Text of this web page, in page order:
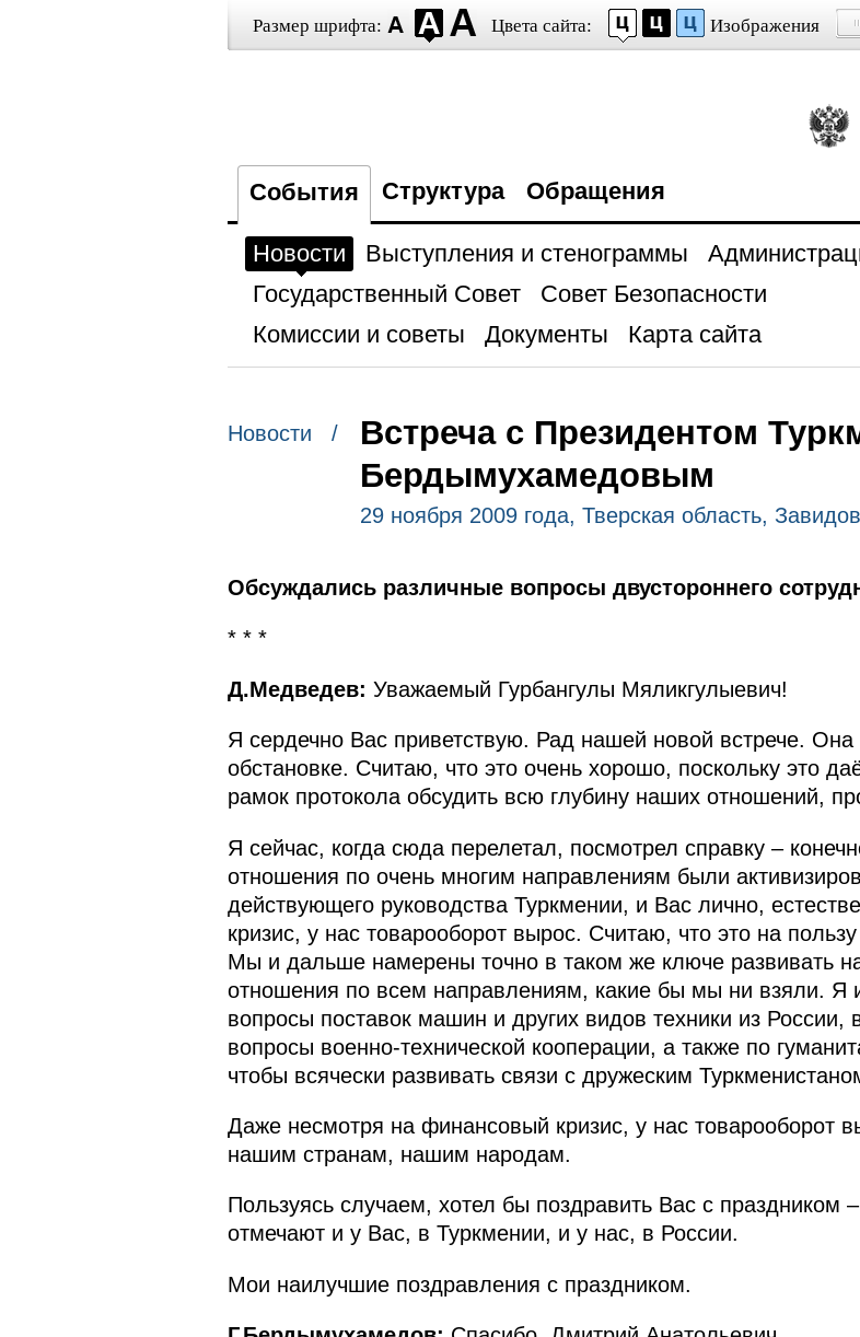
Размер шрифта: Цвета сайта: Изображения
События Структура Обращения
Новости Выступления и стенограммы
Государственный Совет
Совет Безопасности
Комиссии и советы
Документы Карта сайта
Новости /
Встреча с Президентом
Бердымухамедовым
29 ноября 2009 года, Тверская область,
Обсуждались различные вопросы двустороннего
* * *
Д.Медведев: Уважаемый Гурбангулы Мяликгулыевич!
Я сердечно Вас приветствую. Рад нашей новой встрече.
обстановке. Считаю, что это очень хорошо, поскольку это
рамок протокола обсудить всю глубину наших отношений,
Я сейчас, когда сюда перелетал, посмотрел справку –
отношения по очень многим направлениям были
действующего руководства Туркмении, и Вас лично,
кризис, у нас товарооборот вырос. Считаю, что это на
Мы и дальше намерены точно в таком же ключе развивать
отношения по всем направлениям, какие бы мы ни взяли. Я
вопросы поставок машин и других видов техники из России,
вопросы военно-технической кооперации, а также по
чтобы всячески развивать связи с дружеским
Даже несмотря на финансовый кризис, у нас товарооборот
нашим странам, нашим народам.
Пользуясь случаем, хотел бы поздравить Вас с праздником
отмечают и у Вас, в Туркмении, и у нас, в России.
Мои наилучшие поздравления с праздником.